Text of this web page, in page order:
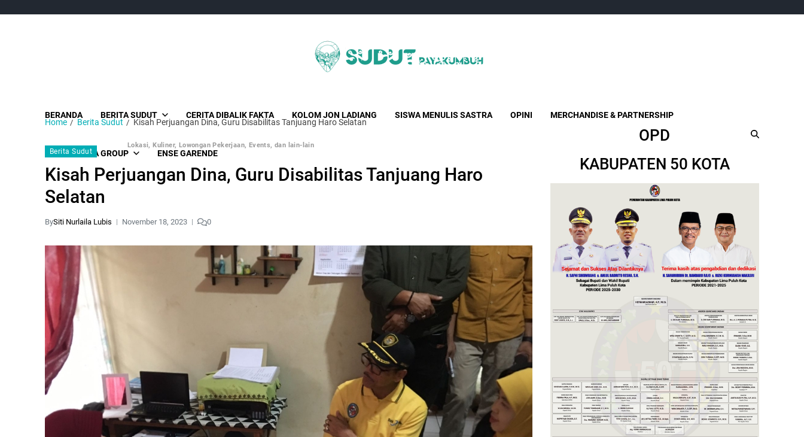
BERANDA BERITA SUDUT CERITA DIBALIK FAKTA KOLOM JON LADIANG SISWA MENULIS SASTRA OPINI MERCHANDISE & PARTNERSHIP
SUDUT MEDIA GROUP
Lokasi, Kuliner, Lowongan Pekerjaan, Events, dan lain-lain
ENSE GARENDE
Home Berita Sudut Kisah Perjuangan Dina, Guru Disabilitas Tanjuang Haro Selatan
Berita Sudut
Kisah Perjuangan Dina, Guru Disabilitas Tanjuang Haro
Selatan
BySiti Nurlaila Lubis November 18, 2023 0
OPD
KABUPATEN 50 KOTA